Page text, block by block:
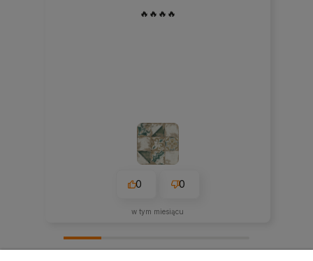
🔥🔥🔥🔥
0 0
w tym miesiącu